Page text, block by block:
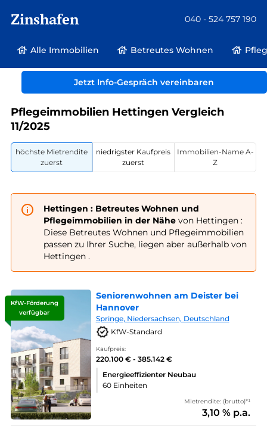
Zinshafen 040 - 524 757 190
Alle Immobilien Betreutes Wohnen
Jetzt Info-Gespräch vereinbaren
Betreutes Wohnen und Pflegeimmobilien
Deutschland
Baden-Württemberg
Hettingen
Pflegeimmobilien Hettingen Vergleich
11/2025
höchste Mietrendite
zuerst
niedrigster Kaufpreis
zuerst
Immobilien-Name A-
Z
Hettingen : Betreutes Wohnen und
Pflegeimmobilien in der Nähevon Hettingen :
Diese Betreutes Wohnen und Pflegeimmobilien
passen zu Ihrer Suche, liegen aber außerhalb von
Hettingen .
KfW-Förderung
verfügbar
Seniorenwohnen am Deister bei
Hannover
Springe, Niedersachsen, Deutschland
KfW-Standard
Kaufpreis:
220.100 € - 385.142 €
Energieeffizienter Neubau
60 Einheiten
Mietrendite: (brutto)*¹
3,10 % p.a.